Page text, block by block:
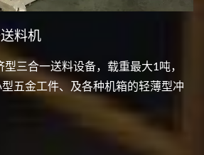
料机
三合一送料设备，载重最大1吨，
五金工件、及各种机箱的轻薄型冲